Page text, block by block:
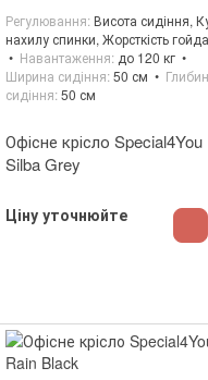
Офісне крісло Special4You
Silba Grey
Ціну уточнюйте
Регулювання Висота сидіння,
нахилу спинки, Жорсткість
Навантаження до 120 кг
Ширина сидіння 50 см
сидіння 50 см